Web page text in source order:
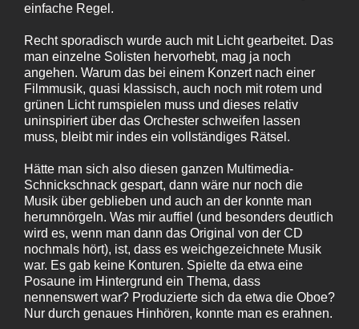
einfache Regel.
Recht sporadisch wurde auch mit Licht gearbeitet. Das
man einzelne Solisten hervorhebt, mag ja noch
angehen. Warum das bei einem Konzert nach einer
Filmmusik, quasi klassisch, auch noch mit rotem und
grünen Licht rumspielen muss und dieses relativ
uninspiriert über das Orchester schweifen lassen
muss, bleibt mir indes ein vollständiges Rätsel.
Hätte man sich also diesen ganzen Multimedia-
Schnickschnack gespart, dann wäre nur noch die
Musik über geblieben und auch an der konnte man
herumnörgeln. Was mir auffiel (und besonders deutlich
wird es, wenn man dann das Original von der CD
nochmals hört), ist, dass es weichgezeichnete Musik
war. Es gab keine Konturen. Spielte da etwa eine
Posaune im Hintergrund ein Thema, dass
nennenswert war? Produzierte sich da etwa die Oboe?
Nur durch genaues Hinhören, konnte man es erahnen.